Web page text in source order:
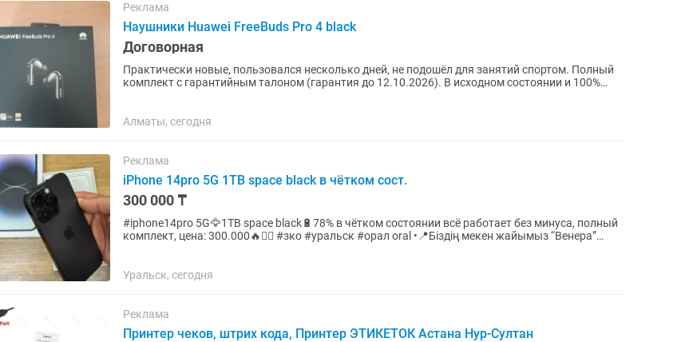
Реклама
Наушники Huawei FreeBuds Pro 4 black
Договорная
Практически новые, пользовался несколько дней, не подошёл для занятий спортом. Полный
комплект с гарантийным талоном (гарантия до 12.10.2026). В исходном состоянии и 100%
Алматы, сегодня
Реклама
iPhone 14pro 5G 1TB space black в чётком сост.
300 000 ₸
#iphone14pro 5G🦅1TB space black🔋78% в чётком состоянии всё работает без минуса, полный
комплект, цена: 300.000🔥✍🏽 #зко #уральск #орал oral •📍Біздің мекен жайымыз “Венера”
Уральск, сегодня
Реклама
Принтер чеков, штрих кода, Принтер ЭТИКЕТОК Астана Нур-Султан